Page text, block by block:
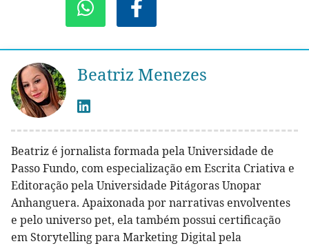
Beatriz Menezes
Beatriz é jornalista formada pela Universidade de
Passo Fundo, com especialização em Escrita Criativa e
Editoração pela Universidade Pitágoras Unopar
Anhanguera. Apaixonada por narrativas envolventes
e pelo universo pet, ela também possui certificação
em Storytelling para Marketing Digital pela